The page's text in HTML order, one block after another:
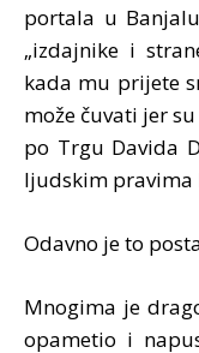
portala u
„izdajnike i
kada mu prijete
može čuvati jer
po Trgu Davida
ljudskim pravima
Odavno je to
Mnogima je
opametio i